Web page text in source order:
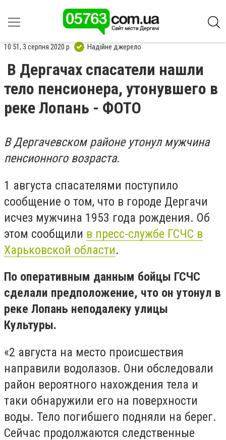
10:51, 3 серпня 2020 р. Надійне джерело
В Дергачах спасатели нашли
тело пенсионера, утонувшего в
реке Лопань - ФОТО
В Дергачевском районе утонул мужчина
пенсионного возраста.
1 августа спасателями поступило
сообщение о том, что в городе Дергачи
исчез мужчина 1953 года рождения. Об
этом сообщили в пресс-службе ГСЧС в
Харьковской области.
По оперативным данным бойцы ГСЧС
сделали предположение, что он утонул в
реке Лопань неподалеку улицы
Культуры.
«2 августа на место происшествия
направили водолазов. Они обследовали
район вероятного нахождения тела и
таки обнаружили его на поверхности
воды. Тело погибшего подняли на берег.
Сейчас продолжаются следственные